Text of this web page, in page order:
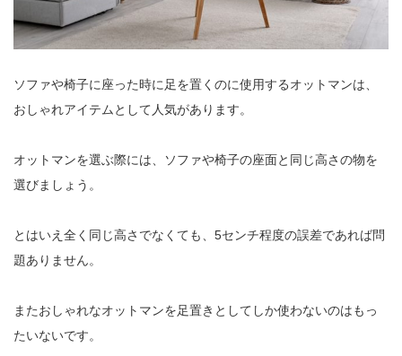
ソファや椅子に座った時に足を置くのに使用するオットマンは、
おしゃれアイテムとして人気があります。
オットマンを選ぶ際には、ソファや椅子の座面と同じ高さの物を
選びましょう。
とはいえ全く同じ高さでなくても、5センチ程度の誤差であれば問
題ありません。
またおしゃれなオットマンを足置きとしてしか使わないのはもっ
たいないです。